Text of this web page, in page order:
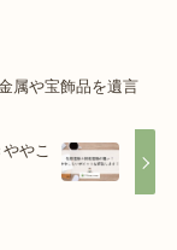
属や宝飾品を遺言
やこ